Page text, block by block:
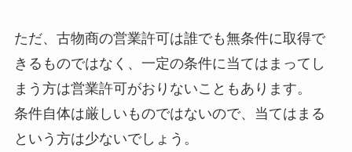
ただ、古物商の営業許可は誰でも無条件に取得で
きるものではなく、一定の条件に当てはまってし
まう方は営業許可がおりないこともあります。
条件自体は厳しいものではないので、当てはまる
という方は少ないでしょう。